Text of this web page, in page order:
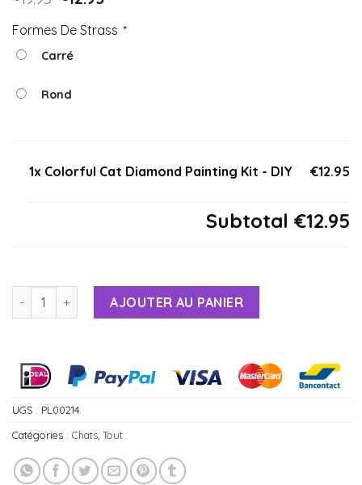
Formes De Strass *
Carré
Rond
1x Colorful Cat Diamond Painting Kit - DIY €12.95
Subtotal €12.95
AJOUTER AU PANIER
UGS : PL00214
Catégories : Chats Tout